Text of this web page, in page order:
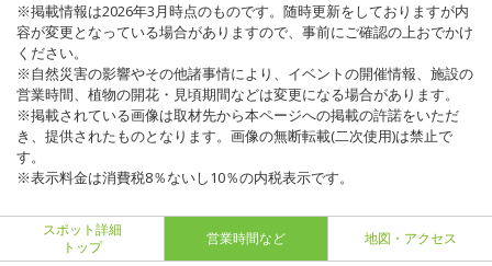
※掲載情報は2026年3月時点のものです。随時更新をしておりますが内
容が変更となっている場合がありますので、事前にご確認の上おでかけ
ください。
※自然災害の影響やその他諸事情により、イベントの開催情報、施設の
営業時間、植物の開花・見頃期間などは変更になる場合があります。
※掲載されている画像は取材先から本ページへの掲載の許諾をいただ
き、提供されたものとなります。画像の無断転載(二次使用)は禁止で
す。
※表示料金は消費税8％ないし10％の内税表示です。
スポット詳細
トップ
営業時間など 地図・アクセス